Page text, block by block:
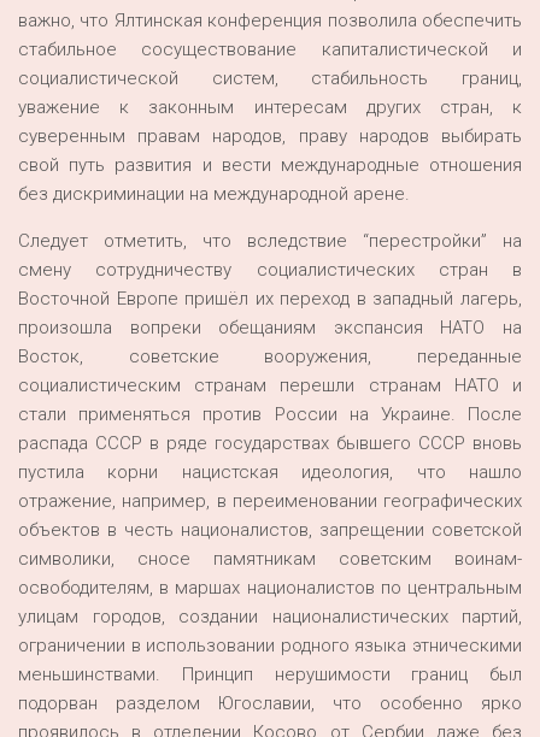
важно, что Ялтинская конференция позволила обеспечить
стабильное сосуществование капиталистической и
социалистической систем, стабильность границ,
уважение к законным интересам других стран, к
суверенным правам народов, праву народов выбирать
свой путь развития и вести международные отношения
без дискриминации на международной арене.
Следует отметить, что вследствие “перестройки” на
смену сотрудничеству социалистических стран в
Восточной Европе пришёл их переход в западный лагерь,
произошла вопреки обещаниям экспансия НАТО на
Восток, советские вооружения, переданные
социалистическим странам перешли странам НАТО и
стали применяться против России на Украине. После
распада СССР в ряде государствах бывшего СССР вновь
пустила корни нацистская идеология, что нашло
отражение, например, в переименовании географических
объектов в честь националистов, запрещении советской
символики, сносе памятникам советским воинам-
освободителям, в маршах националистов по центральным
улицам городов, создании националистических партий,
ограничении в использовании родного языка этническими
меньшинствами. Принцип нерушимости границ был
подорван разделом Югославии, что особенно ярко
проявилось в отделении Косово от Сербии даже без